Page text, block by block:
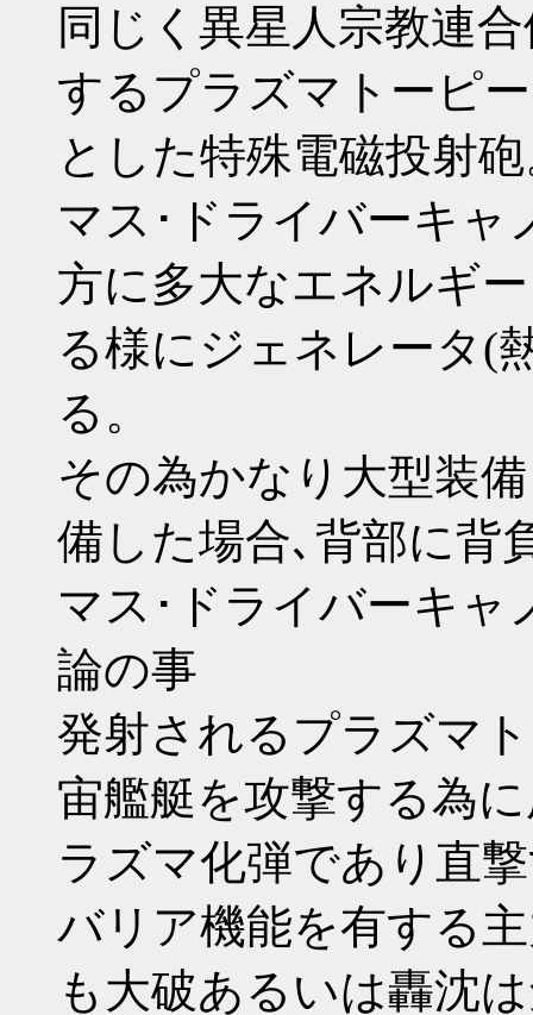
同じく異星人宗教連
するプラズマトーピ
とした特殊電磁投射
マス･ドライバーキャ
方に多大なエネルギ
る様にジェネレータ(
る。
その為かなり大型装
備した場合､背部に背
マス･ドライバーキャ
論の事
発射されるプラズマ
宙艦艇を攻撃する為
ラズマ化弾であり直
バリア機能を有する
も大破あるいは轟沈